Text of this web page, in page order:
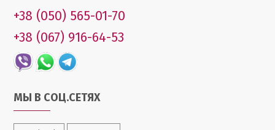
+38 (050) 565-01-70
+38 (067) 916-64-53
МЫ В СОЦ.СЕТЯХ